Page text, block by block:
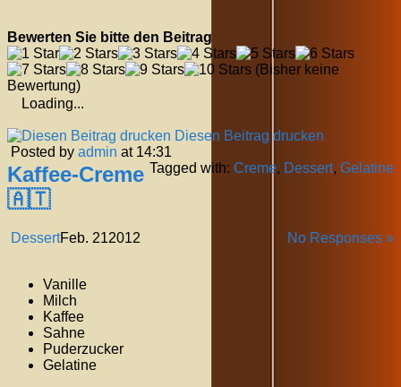
Bewerten Sie bitte den Beitrag
(Bisher keine
Bewertung)
Loading...
Diesen Beitrag drucken
Posted by admin at 14:31
Tagged with: Creme, Dessert, Gelatine
Kaffee-Creme
🇦🇹
Dessert No Responses »
Feb. 212012
Vanille
Milch
Kaffee
Sahne
Puderzucker
Gelatine